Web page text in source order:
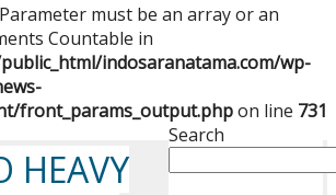
must be an array or an
Countable in
indosaranatama.com/wp-
front_params_output.phpon line 731
Search
HEAVY